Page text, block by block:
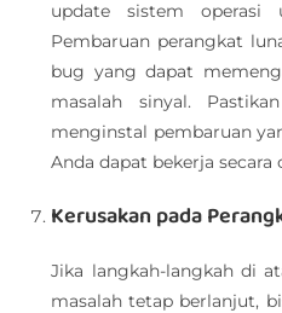
update sistem operasi
Pembaruan perangkat
bug yang dapat
masalah sinyal.
menginstal pembaruan
Anda dapat bekerja secara
Kerusakan pada
Jika langkah-langkah di
masalah tetap berlanjut,